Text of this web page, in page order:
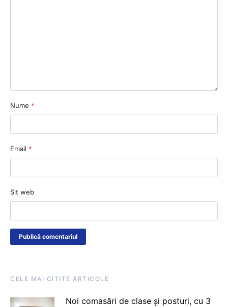
Nume *
Email *
Sit web
CELE MAI CITITE ARTICOLE
Noi comasări de clase și posturi, cu 3